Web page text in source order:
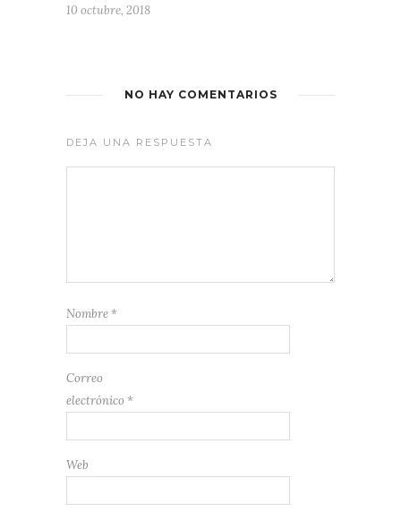
10 octubre, 2018
NO HAY COMENTARIOS
DEJA UNA RESPUESTA
Nombre *
Correo
electrónico *
Web